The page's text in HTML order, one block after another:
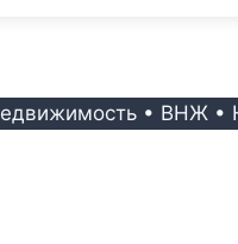
• ВНЖ •